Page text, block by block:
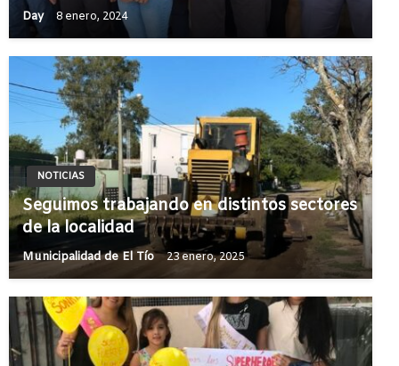
Day 8 enero, 2024
NOTICIAS
Seguimos trabajando en distintos sectores
de la localidad
Municipalidad de El Tío 23 enero, 2025